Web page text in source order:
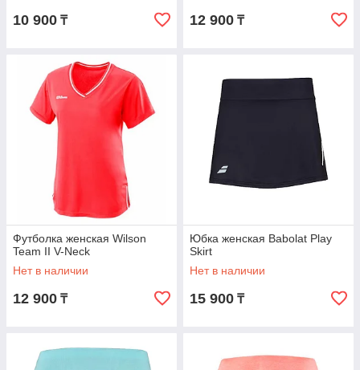
10 900 ₸ 12 900 ₸
Футболка женская Wilson
Team II V-Neck
Нет в наличии
12 900 ₸
Юбка женская Babolat Play
Skirt
Нет в наличии
15 900 ₸